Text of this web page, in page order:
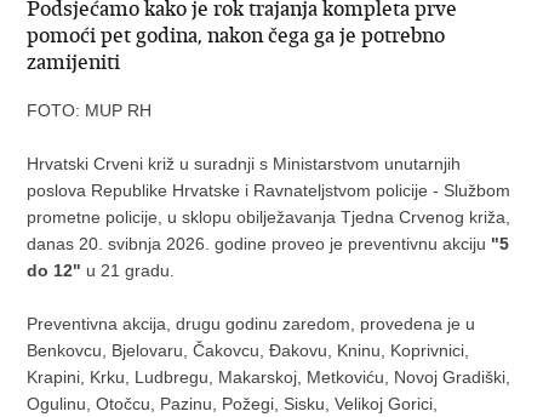
Podsjećamo kako je rok trajanja kompleta prve
pomoći pet godina, nakon čega ga je potrebno
zamijeniti
FOTO: MUP RH
Hrvatski Crveni križ u suradnji s Ministarstvom unutarnjih
poslova Republike Hrvatske i Ravnateljstvom policije - Službom
prometne policije, u sklopu obilježavanja Tjedna Crvenog križa,
danas 20. svibnja 2026. godine proveo je preventivnu akciju "5
do 12" u 21 gradu.
Preventivna akcija, drugu godinu zaredom, provedena je u
Benkovcu, Bjelovaru, Čakovcu, Đakovu, Kninu, Koprivnici,
Krapini, Krku, Ludbregu, Makarskoj, Metkoviću, Novoj Gradiški,
Ogulinu, Otočcu, Pazinu, Požegi, Sisku, Velikoj Gorici,